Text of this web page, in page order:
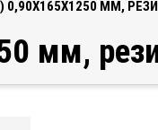
ММ,
мм,